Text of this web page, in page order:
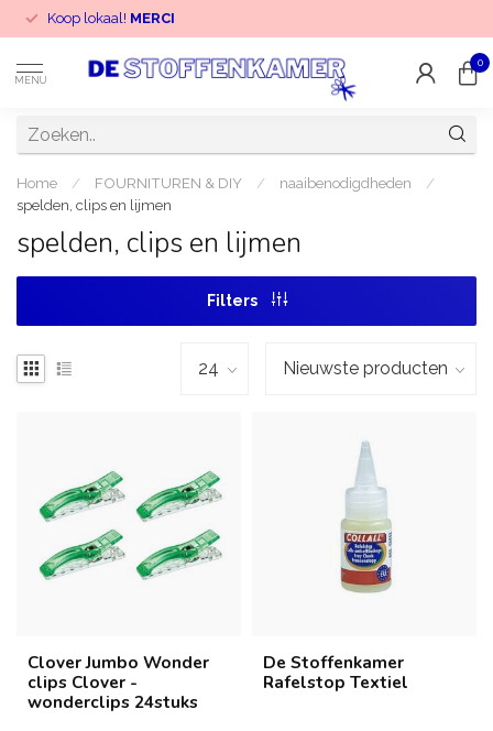
Koop lokaal! MERCI
MENU
0
Home / FOURNITUREN & DIY / naaibenodigdheden
/
spelden, clips en lijmen
spelden, clips en lijmen
Filters
Clover Jumbo Wonder
clips Clover -
wonderclips 24stuks
De Stoffenkamer
Rafelstop Textiel